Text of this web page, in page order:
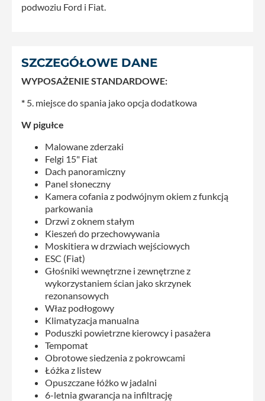
podwoziu Ford i Fiat.
SZCZEGÓŁOWE DANE
WYPOSAŻENIE STANDARDOWE:
* 5. miejsce do spania jako opcja dodatkowa
W pigułce
Malowane zderzaki
Felgi 15" Fiat
Dach panoramiczny
Panel słoneczny
Kamera cofania z podwójnym okiem z funkcją
parkowania
Drzwi z oknem stałym
Kieszeń do przechowywania
Moskitiera w drzwiach wejściowych
ESC (Fiat)
Głośniki wewnętrzne i zewnętrzne z
wykorzystaniem ścian jako skrzynek
rezonansowych
Właz podłogowy
Klimatyzacja manualna
Poduszki powietrzne kierowcy i pasażera
Tempomat
Obrotowe siedzenia z pokrowcami
Łóżka z listew
Opuszczane łóżko w jadalni
6-letnia gwarancja na infiltrację